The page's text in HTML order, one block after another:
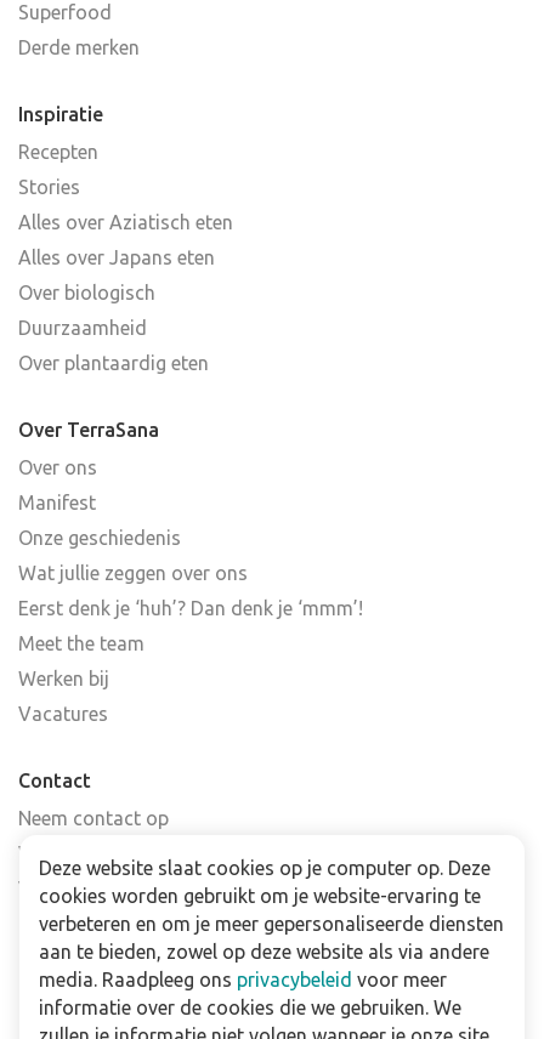
Superfood
Derde merken
Inspiratie
Recepten
Stories
Alles over Aziatisch eten
Alles over Japans eten
Over biologisch
Duurzaamheid
Over plantaardig eten
Over TerraSana
Over ons
Manifest
Onze geschiedenis
Wat jullie zeggen over ons
Eerst denk je ‘huh’? Dan denk je ‘mmm’!
Meet the team
Werken bij
Vacatures
Contact
Neem contact op
Veelgestelde vragen
Verkooppunten
Nieuwsbrief
Zakelijk
Downloads
Deze website slaat cookies op je computer op. Deze
cookies worden gebruikt om je website-ervaring te
verbeteren en om je meer gepersonaliseerde diensten
aan te bieden, zowel op deze website als via andere
media. Raadpleeg ons privacybeleid voor meer
informatie over de cookies die we gebruiken. We